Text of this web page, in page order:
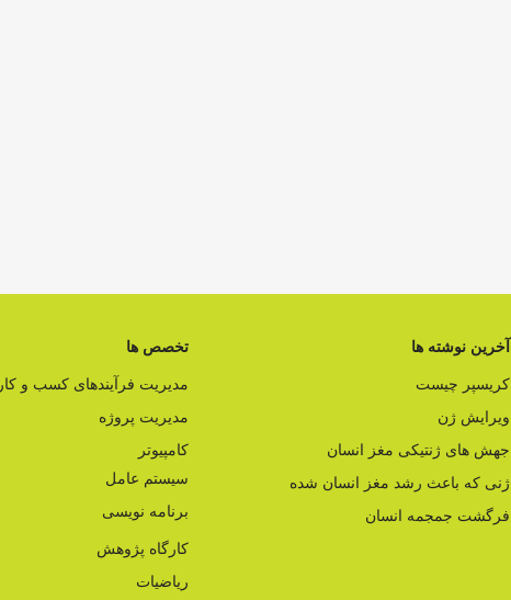
آخرین نوشته ها
کریسپر چیست
ویرایش ژن
جهش های ژنتیکی مغز انسان
ژنی که باعث رشد مغز انسان شده
فرگشت جمجمه انسان
تخصص ها
مدیریت فرآیندهای کسب و کار
مدیریت پروژه
کامپیوتر
سیستم عامل
برنامه نویسی
کارگاه پژوهش
ریاضیات